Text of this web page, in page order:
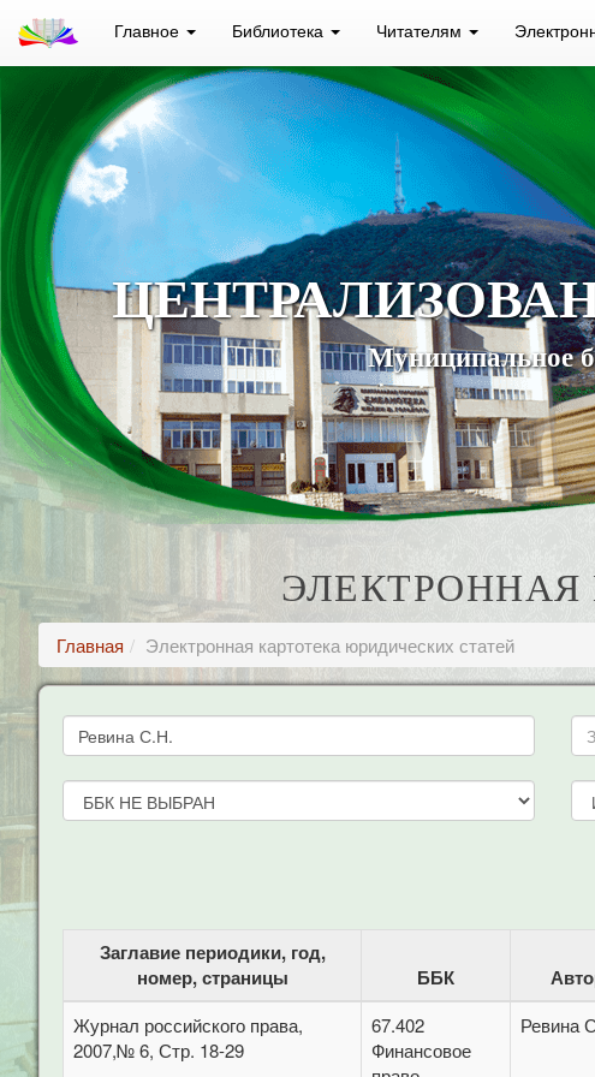
Главное Библиотека Читателям
Муниципальное
Главная Электронная картотека юридических статей
Заглавие периодики, год,
номер, страницы
ББК
Журнал российского права,
2007,№ 6, Стр. 18-29
67.402
Финансовое
Ревина